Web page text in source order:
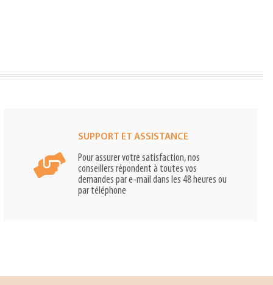
SUPPORT ET ASSISTANCE
Pour assurer votre satisfaction, nos
conseillers répondent à toutes vos
demandes par e-mail dans les 48 heures ou
par téléphone